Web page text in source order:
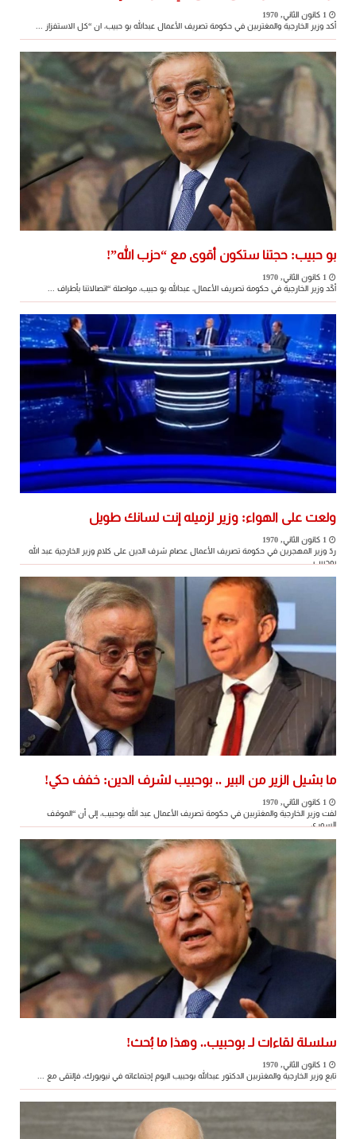
أكد وزير الخارجية والمغتربين في حكومة تصريف الأعمال عبدالله بو حبيب، ان “كل الاستفزاز ...
بو حبيب: حجتنا ستكون أقوى مع “حزب الله”!
أكّد وزير الخارجية في حكومة تصريف الأعمال، عبدالله بو حبيب، مواصلة “اتصالاتنا بأطراف ...
ولعت على الهواء: وزير لزميله إنت لسانك طويل
ردّ وزير المهجرين في حكومة تصريف الأعمال عصام شرف الدين على كلام وزير الخارجية عبد الله
بوحبيب ...
ما بشيل الزير من البير .. بوحبيب لشرف الدين: خفف حكي!
لفت وزير الخارجية والمغتربين في حكومة تصريف الأعمال عبد الله بوحبيب، إلى أن “الموقف
السوري ...
سلسلة لقاءات لـ بوحبيب.. وهذا ما بُحث!
تابع وزير الخارجية والمغتربين الدكتور عبدالله بوحبيب اليوم إجتماعاته في نيويورك، فإلتقى مع ...